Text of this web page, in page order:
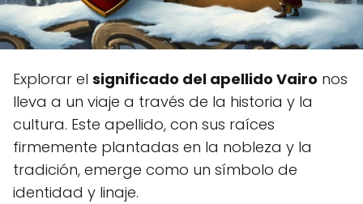
Explorar el significado del apellido Vairo nos
lleva a un viaje a través de la historia y la
cultura. Este apellido, con sus raíces
firmemente plantadas en la nobleza y la
tradición, emerge como un símbolo de
identidad y linaje.